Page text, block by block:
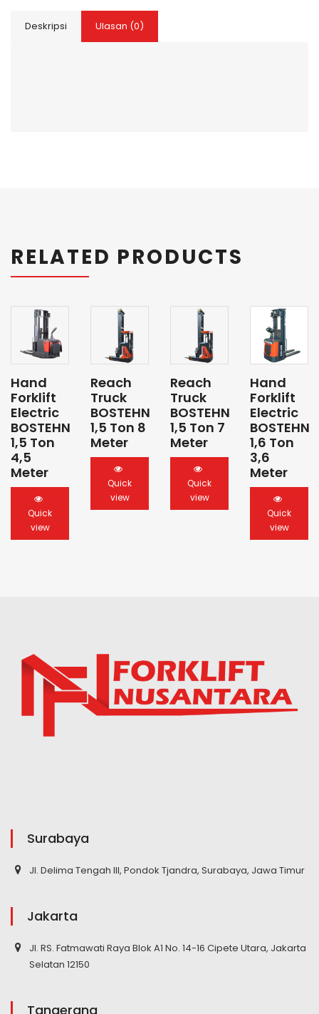
Deskripsi Ulasan (0)
RELATED PRODUCTS
Hand
Forklift
Electric
BOSTEHN
1,5 Ton
4,5
Meter
Quick
view
Reach
Truck
BOSTEHN
1,5 Ton 8
Meter
Quick
view
Reach
Truck
BOSTEHN
1,5 Ton 7
Meter
Quick
view
Hand
Forklift
Electric
BOSTEHN
1,6 Ton
3,6
Meter
Quick
view
Surabaya
Jl. Delima Tengah III, Pondok Tjandra, Surabaya, Jawa Timur
Jakarta
Jl. RS. Fatmawati Raya Blok A1 No. 14-16 Cipete Utara, Jakarta
Selatan 12150
Tangerang